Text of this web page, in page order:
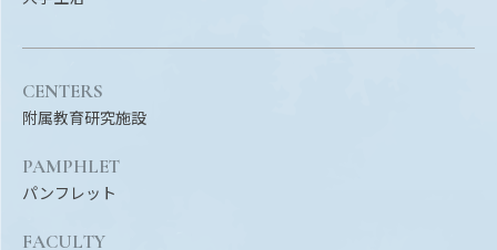
CENTERS
附属教育研究施設
PAMPHLET
パンフレット
FACULTY